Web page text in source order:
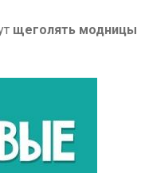
щеголять модницы